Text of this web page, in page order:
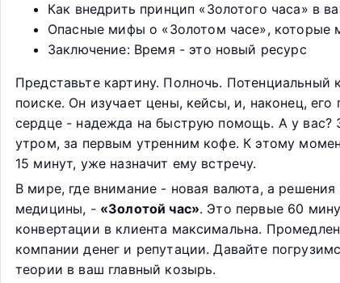
Как внедрить принцип «Золотого часа» в
Опасные мифы о «Золотом часе», которые
Заключение: Время - это новый ресурс
Представьте картину. Полночь. Потенциальный
поиске. Он изучает цены, кейсы, и, наконец,
сердце - надежда на быструю помощь. А у вас?
утром, за первым утренним кофе. К этому
15 минут, уже назначит ему встречу.
В мире, где внимание - новая валюта, а
медицины, - «Золотой час». Это первые 60
конвертации в клиента максимальна.
компании денег и репутации. Давайте
теории в ваш главный козырь.